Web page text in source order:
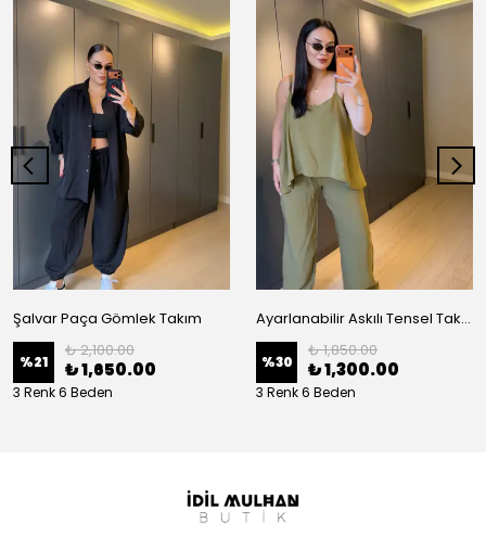
Şalvar Paça Gömlek Takım
%21
₺ 2,100.00
₺ 1,650.00
3 Renk 6 Beden
Ayarlanabilir Askılı Tensel Takım
%30
₺ 1,850.00
₺ 1,300.00
3 Renk 6 Beden